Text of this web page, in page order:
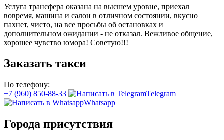
Услуга трансфера оказана на высшем уровне, приехал
вовремя, машина и салон в отличном состоянии, вкусно
пахнет, чисто, на все просьбы об остановках и
дополнительном ожидании - не отказал. Вежливое общение,
хорошее чувство юмора! Советую!!!
Заказать такси
По телефону:
+7 (960) 850-88-33
Telegram
Whatsapp
Города присутствия